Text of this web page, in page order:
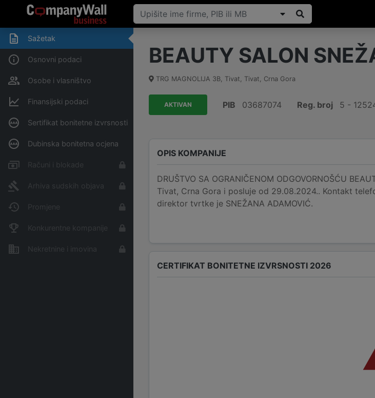
Sažetak
Osnovni podaci
Osobe i vlasništvo
Finansijski podaci
Sertifikat bonitetne izvrsnosti
Dubinska bonitetna ocjena
Računi i blokade
Arhiva sudskih objava
Promjene
Konkurentne kompanije
Nekretnine i imovina
BEAUTY SALON
TRG MAGNOLIJA 3B, Tivat, Tivat, Crna Gora
AKTIVAN PIB 03687074 Reg. broj 5 -
OPIS KOMPANIJE
DRUŠTVO SA OGRANIČENOM ODGOVORNOŠĆU
Tivat, Crna Gora i posluje od 29.08.2024.. Kontakt
direktor tvrtke je SNEŽANA ADAMOVIĆ.
CERTIFIKAT BONITETNE IZVRSNOSTI 2026